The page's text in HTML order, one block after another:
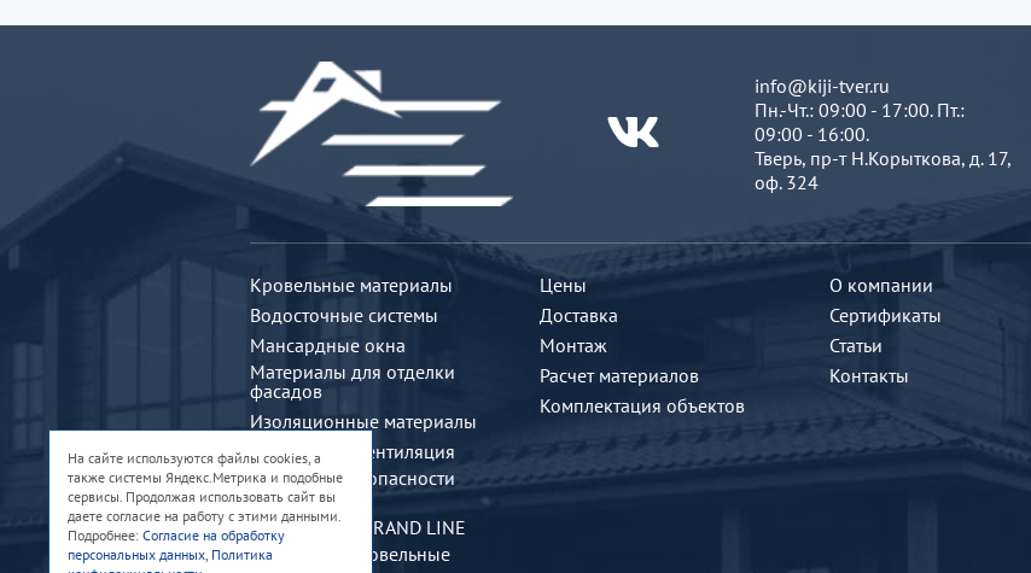
info@kiji-tver.ru
Пн.-Чт.: 09:00 - 17:00. Пт.:
09:00 - 16:00.
Тверь, пр-т Н.Корыткова, д. 17,
оф. 324
Кровельные материалы
Водосточные системы
Мансардные окна
Материалы для отделки
фасадов
Изоляционные материалы
Кровельная вентиляция
Элементы безопасности
кровли
Ограждения GRAND LINE
Аксесуары, кровельные
Цены
Доставка
Монтаж
Расчет материалов
Комплектация объектов
О компании
Сертификаты
Статьи
Контакты
На сайте используются файлы cookies, а
также системы Яндекс.Метрика и подобные
сервисы. Продолжая использовать сайт вы
даете согласие на работу с этими данными.
Подробнее: Согласие на обработку
персональных данных, Политика